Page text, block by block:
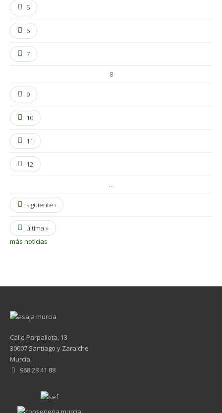
5
6
7
8
9
10
11
12
…
siguiente ›
última »
más noticias
Calle Parpallota, 13
30007 Santiago y Zaraiche
Murcia
968 28 41 88